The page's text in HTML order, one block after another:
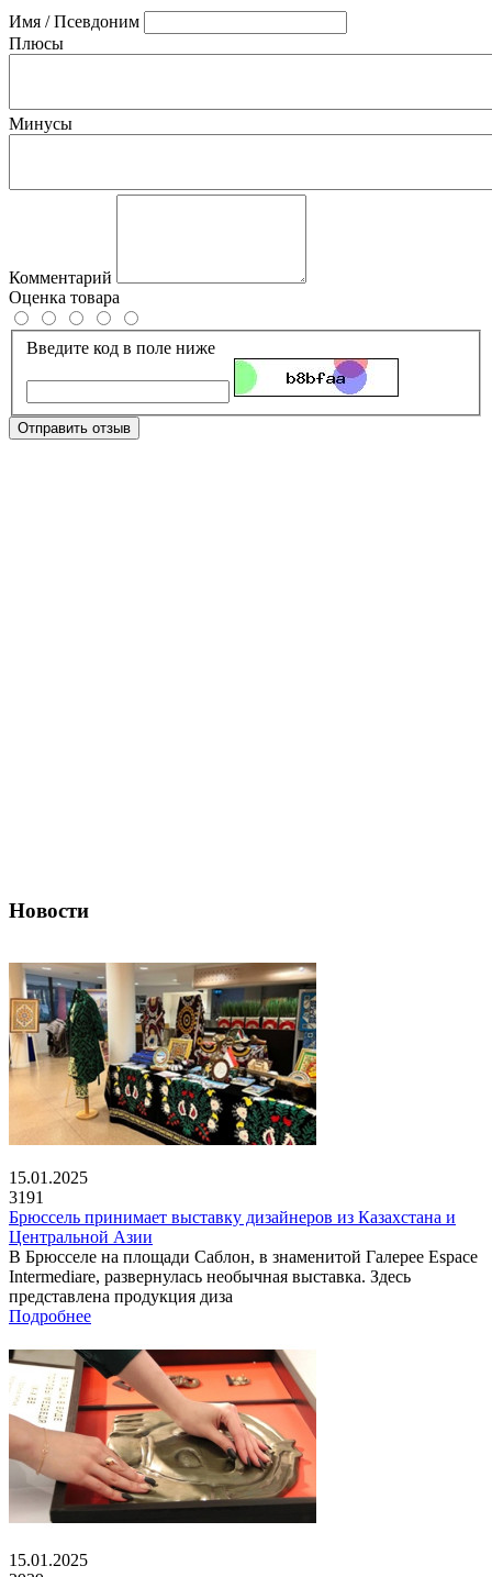
Имя / Псевдоним
Плюсы
Минусы
Комментарий
Оценка товара
Введите код в поле ниже
Отправить отзыв
Новости
15.01.2025
3191
Брюссель принимает выставку дизайнеров из Казахстана и
Центральной Азии
В Брюсселе на площади Саблон, в знаменитой Галерее Espace
Intermediare, развернулась необычная выставка. Здесь
представлена продукция диза
Подробнее
15.01.2025